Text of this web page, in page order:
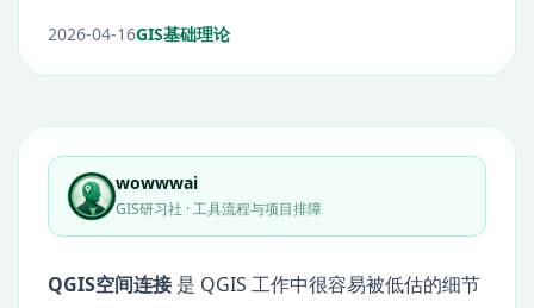
2026-04-16GIS基础理论
wowwwai
GIS研习社 · 工具流程与项目排障
QGIS空间连接是 QGIS 工作中很容易被低估的细节